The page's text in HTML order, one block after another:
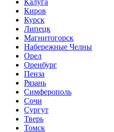
Калуга
Киров
Курск
Липецк
Магнитогорск
Набережные Челны
Орел
Оренбург
Пенза
Рязань
Симферополь
Сочи
Сургут
Тверь
Томск